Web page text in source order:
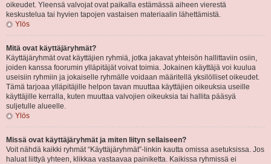
oikeudet. Yleensä valvojat ovat paikalla estämässä aiheen vierestä
keskustelua tai hyvien tapojen vastaisen materiaalin lähettämistä.
Ylös
Mitä ovat käyttäjäryhmät?
Käyttäjäryhmät ovat käyttäjien ryhmiä, jotka jakavat yhteisön hallittaviin osiin,
joiden kanssa foorumin ylläpitäjät voivat toimia. Jokainen käyttäjä voi kuulua
useisiin ryhmiin ja jokaiselle ryhmälle voidaan määritellä yksilölliset oikeudet.
Tämä tarjoaa ylläpitäjille helpon tavan muuttaa käyttäjien oikeuksia useille
käyttäjille kerralla, kuten muuttaa valvojien oikeuksia tai hallita pääsyä
suljetulle alueelle.
Ylös
Missä ovat käyttäjäryhmät ja miten liityn sellaiseen?
Voit nähdä kaikki ryhmät “Käyttäjäryhmät”-linkin kautta omissa asetuksissa. Jos
haluat liittyä yhteen, klikkaa vastaavaa painiketta. Kaikissa ryhmissä ei